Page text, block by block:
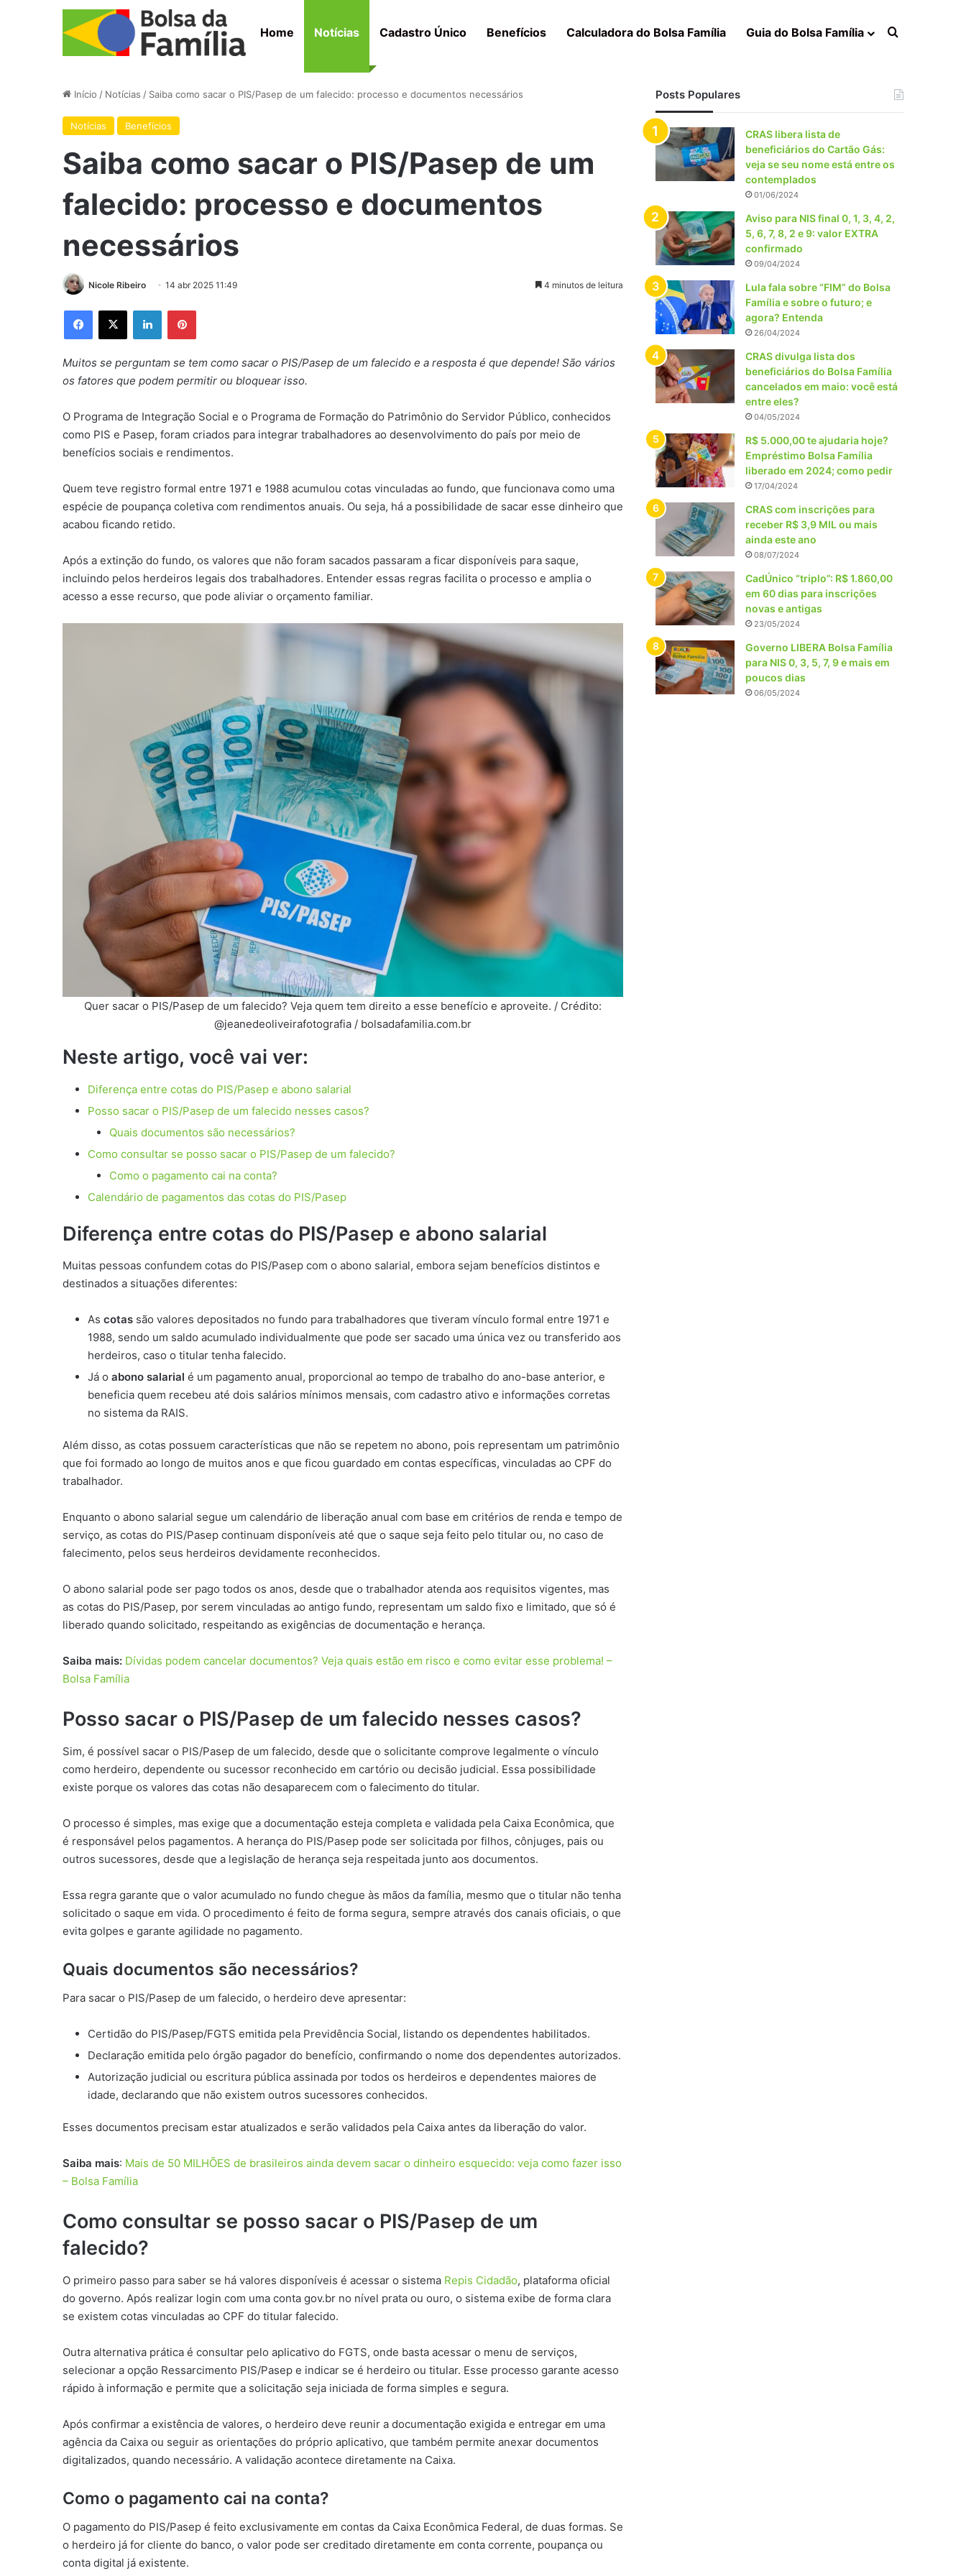
Home Notícias Cadastro Único Benefícios Calculadora do Bolsa Família Guia do Bolsa Família Procurar por
Início / Notícias / Saiba como sacar o PIS/Pasep de um falecido: processo e documentos necessários
Notícias Benefícios
Saiba como sacar o PIS/Pasep de um
falecido: processo e documentos
necessários
Nicole Ribeiro 14 abr 2025 11:49 4 minutos de leitura
Facebook
X LinkedinPinterest
Muitos se perguntam se tem como sacar o PIS/Pasep de um falecido e a resposta é que depende! São vários
os fatores que podem permitir ou bloquear isso.
O Programa de Integração Social e o Programa de Formação do Patrimônio do Servidor Público, conhecidos
como PIS e Pasep, foram criados para integrar trabalhadores ao desenvolvimento do país por meio de
benefícios sociais e rendimentos.
Quem teve registro formal entre 1971 e 1988 acumulou cotas vinculadas ao fundo, que funcionava como uma
espécie de poupança coletiva com rendimentos anuais. Ou seja, há a possibilidade de sacar esse dinheiro que
acabou ficando retido.
Após a extinção do fundo, os valores que não foram sacados passaram a ficar disponíveis para saque,
incluindo pelos herdeiros legais dos trabalhadores. Entender essas regras facilita o processo e amplia o
acesso a esse recurso, que pode aliviar o orçamento familiar.
Quer sacar o PIS/Pasep de um falecido? Veja quem tem direito a esse benefício e aproveite. / Crédito:
@jeanedeoliveirafotografia / bolsadafamilia.com.br
Neste artigo, você vai ver:
Diferença entre cotas do PIS/Pasep e abono salarial
Posso sacar o PIS/Pasep de um falecido nesses casos?
Quais documentos são necessários?
Como consultar se posso sacar o PIS/Pasep de um falecido?
Como o pagamento cai na conta?
Calendário de pagamentos das cotas do PIS/Pasep
Diferença entre cotas do PIS/Pasep e abono salarial
Muitas pessoas confundem cotas do PIS/Pasep com o abono salarial, embora sejam benefícios distintos e
destinados a situações diferentes:
As cotas são valores depositados no fundo para trabalhadores que tiveram vínculo formal entre 1971 e
1988, sendo um saldo acumulado individualmente que pode ser sacado uma única vez ou transferido aos
herdeiros, caso o titular tenha falecido.
Já o abono salarial é um pagamento anual, proporcional ao tempo de trabalho do ano-base anterior, e
beneficia quem recebeu até dois salários mínimos mensais, com cadastro ativo e informações corretas
no sistema da RAIS.
Além disso, as cotas possuem características que não se repetem no abono, pois representam um patrimônio
que foi formado ao longo de muitos anos e que ficou guardado em contas específicas, vinculadas ao CPF do
trabalhador.
Enquanto o abono salarial segue um calendário de liberação anual com base em critérios de renda e tempo de
serviço, as cotas do PIS/Pasep continuam disponíveis até que o saque seja feito pelo titular ou, no caso de
falecimento, pelos seus herdeiros devidamente reconhecidos.
O abono salarial pode ser pago todos os anos, desde que o trabalhador atenda aos requisitos vigentes, mas
as cotas do PIS/Pasep, por serem vinculadas ao antigo fundo, representam um saldo fixo e limitado, que só é
liberado quando solicitado, respeitando as exigências de documentação e herança.
Saiba mais: Dívidas podem cancelar documentos? Veja quais estão em risco e como evitar esse problema! –
Bolsa Família
Posso sacar o PIS/Pasep de um falecido nesses casos?
Sim, é possível sacar o PIS/Pasep de um falecido, desde que o solicitante comprove legalmente o vínculo
como herdeiro, dependente ou sucessor reconhecido em cartório ou decisão judicial. Essa possibilidade
existe porque os valores das cotas não desaparecem com o falecimento do titular.
O processo é simples, mas exige que a documentação esteja completa e validada pela Caixa Econômica, que
é responsável pelos pagamentos. A herança do PIS/Pasep pode ser solicitada por filhos, cônjuges, pais ou
outros sucessores, desde que a legislação de herança seja respeitada junto aos documentos.
Essa regra garante que o valor acumulado no fundo chegue às mãos da família, mesmo que o titular não tenha
solicitado o saque em vida. O procedimento é feito de forma segura, sempre através dos canais oficiais, o que
evita golpes e garante agilidade no pagamento.
Quais documentos são necessários?
Para sacar o PIS/Pasep de um falecido, o herdeiro deve apresentar:
Certidão do PIS/Pasep/FGTS emitida pela Previdência Social, listando os dependentes habilitados.
Declaração emitida pelo órgão pagador do benefício, confirmando o nome dos dependentes autorizados.
Autorização judicial ou escritura pública assinada por todos os herdeiros e dependentes maiores de
idade, declarando que não existem outros sucessores conhecidos.
Esses documentos precisam estar atualizados e serão validados pela Caixa antes da liberação do valor.
Saiba mais: Mais de 50 MILHÕES de brasileiros ainda devem sacar o dinheiro esquecido: veja como fazer isso
– Bolsa Família
Como consultar se posso sacar o PIS/Pasep de um
falecido?
O primeiro passo para saber se há valores disponíveis é acessar o sistema Repis Cidadão, plataforma oficial
do governo. Após realizar login com uma conta gov.br no nível prata ou ouro, o sistema exibe de forma clara
se existem cotas vinculadas ao CPF do titular falecido.
Outra alternativa prática é consultar pelo aplicativo do FGTS, onde basta acessar o menu de serviços,
selecionar a opção Ressarcimento PIS/Pasep e indicar se é herdeiro ou titular. Esse processo garante acesso
rápido à informação e permite que a solicitação seja iniciada de forma simples e segura.
Após confirmar a existência de valores, o herdeiro deve reunir a documentação exigida e entregar em uma
agência da Caixa ou seguir as orientações do próprio aplicativo, que também permite anexar documentos
digitalizados, quando necessário. A validação acontece diretamente na Caixa.
Como o pagamento cai na conta?
O pagamento do PIS/Pasep é feito exclusivamente em contas da Caixa Econômica Federal, de duas formas. Se
o herdeiro já for cliente do banco, o valor pode ser creditado diretamente em conta corrente, poupança ou
conta digital já existente.
Posts Populares
CRAS libera lista de
beneficiários do Cartão Gás:
veja se seu nome está entre os
contemplados
01/06/2024
Aviso para NIS final 0, 1, 3, 4, 2,
5, 6, 7, 8, 2 e 9: valor EXTRA
confirmado
09/04/2024
Lula fala sobre “FIM” do Bolsa
Família e sobre o futuro; e
agora? Entenda
26/04/2024
CRAS divulga lista dos
beneficiários do Bolsa Família
cancelados em maio: você está
entre eles?
04/05/2024
R$ 5.000,00 te ajudaria hoje?
Empréstimo Bolsa Família
liberado em 2024; como pedir
17/04/2024
CRAS com inscrições para
receber R$ 3,9 MIL ou mais
ainda este ano
08/07/2024
CadÚnico “triplo”: R$ 1.860,00
em 60 dias para inscrições
novas e antigas
23/05/2024
Governo LIBERA Bolsa Família
para NIS 0, 3, 5, 7, 9 e mais em
poucos dias
06/05/2024